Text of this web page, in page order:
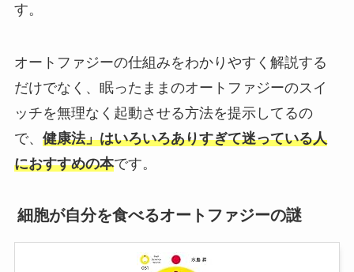
す。
オートファジーの仕組みをわかりやすく解説する
だけでなく、眠ったままのオートファジーのスイ
ッチを無理なく起動させる方法を提示してるの
で、 健康法」はいろいろありすぎて迷っている人
におすすめの本です。
細胞が自分を食べるオートファジーの謎